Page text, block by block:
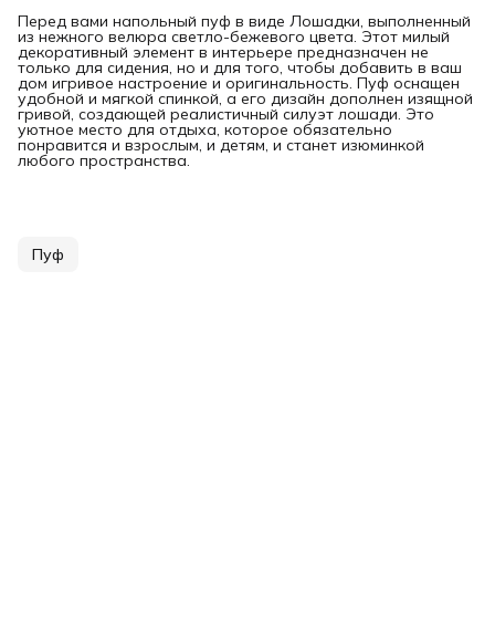
Перед вами напольный пуф в виде Лошадки, выполненный
из нежного велюра светло-бежевого цвета. Этот милый
декоративный элемент в интерьере предназначен не
только для сидения, но и для того, чтобы добавить в ваш
дом игривое настроение и оригинальность. Пуф оснащен
удобной и мягкой спинкой, а его дизайн дополнен изящной
гривой, создающей реалистичный силуэт лошади. Это
уютное место для отдыха, которое обязательно
понравится и взрослым, и детям, и станет изюминкой
любого пространства.
Пуф